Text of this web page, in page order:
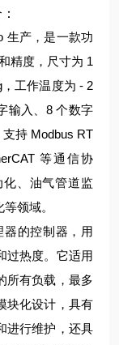
生产，是一款功
精度，尺寸为 1
工作温度为 - 2
输入、8 个数字
持 Modbus RT
等通信协
、油气管道监
领域。
器的控制器，用
过热度。它适用
所有负载，最多
块化设计，具有
进行维护，还具